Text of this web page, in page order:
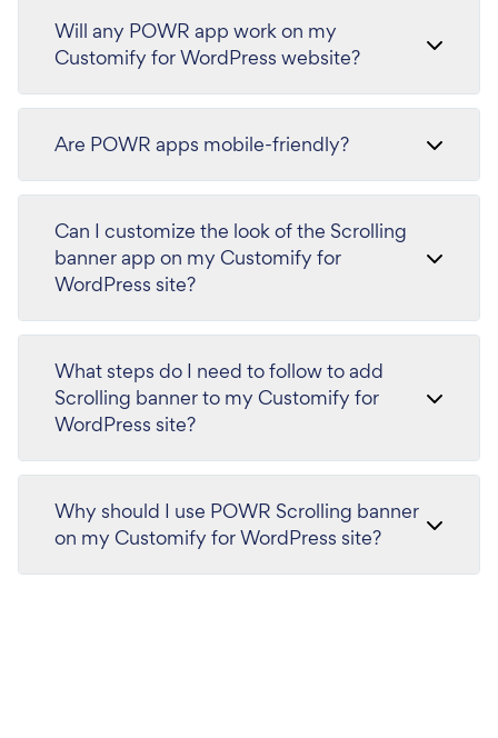
Will any POWR app work on my
Customify for WordPress website?
Are POWR apps mobile-friendly?
Can I customize the look of the Scrolling
banner app on my Customify for
WordPress site?
What steps do I need to follow to add
Scrolling banner to my Customify for
WordPress site?
Why should I use POWR Scrolling banner
on my Customify for WordPress site?